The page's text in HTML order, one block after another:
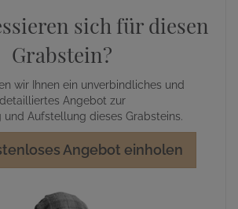
sich für diesen
Grabstein?
wir Ihnen ein unverbindliches und
detailliertes Angebot zur
und Aufstellung dieses Grabsteins.
Angebot einholen